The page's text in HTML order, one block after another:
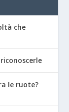
che
le ruote?